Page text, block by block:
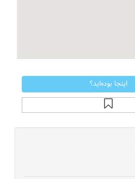
اینجا بوده‌اید؟